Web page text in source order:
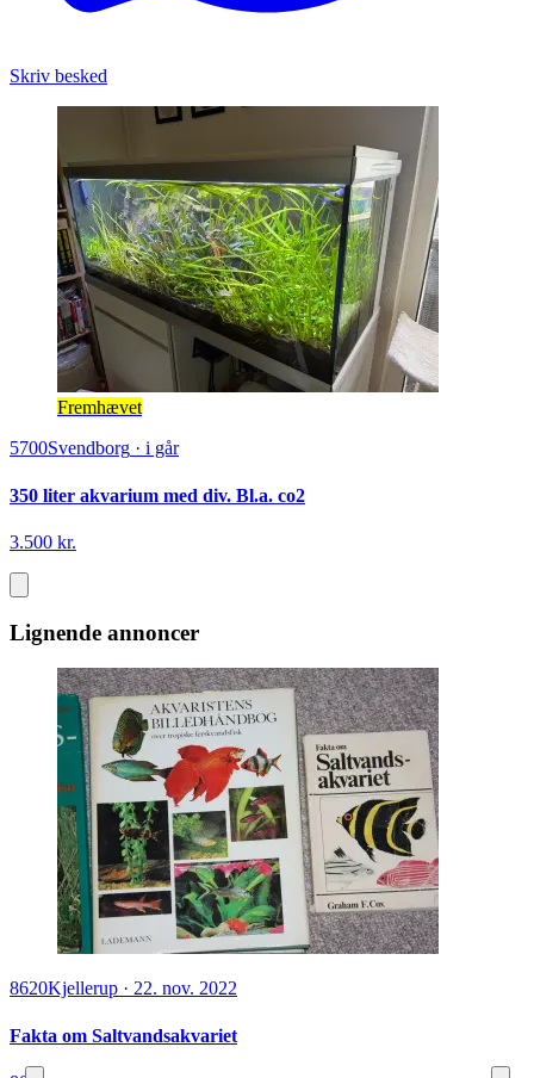
Skriv besked
Fremhævet
5700Svendborg · i går
350 liter akvarium med div. Bl.a. co2
3.500 kr.
Lignende annoncer
8620Kjellerup · 22. nov. 2022
Fakta om Saltvandsakvariet